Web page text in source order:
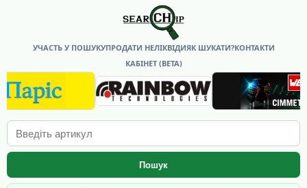
УЧАСТЬ У ПОШУКУПРОДАТИ НЕЛІКВІДИЯК ШУКАТИ?КОНТАКТИ
КАБІНЕТ (BETA)
Пошук